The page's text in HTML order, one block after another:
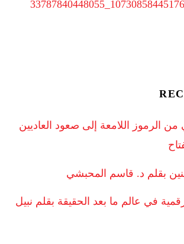
من الرموز اللامعة إلى صعود العاديين
بقلم د. قاسم المحبشي
في عالم ما بعد الحقيقة بقلم نبيل